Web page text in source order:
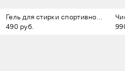
Гель для стирки спортивной одежды SIBERIAN
490 руб.